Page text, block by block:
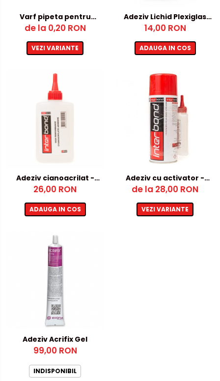
PET-G
Policarbonat Compact
Produs Configurabil
Varf pipeta pentru
Adeziv cu activator
de la 0,20 RON
VEZI VARIANTE
Adeziv Lichid Plexiglas
20ml
14,00 RON
ADAUGA IN COS
Adeziv cianoacrilat -
fara activator
26,00 RON
ADAUGA IN COS
Adeziv cu activator -
cianoacrilat
de la 28,00 RON
VEZI VARIANTE
Adeziv Acrifix Gel
99,00 RON
INDISPONIBIL